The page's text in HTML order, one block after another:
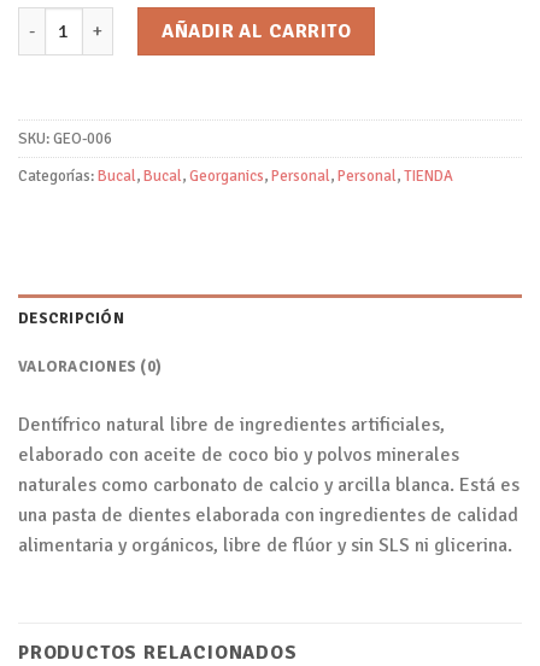
Pasta de Dientes Mineral Carbón Activado/Georganics cantidad
AÑADIR AL CARRITO
SKU:GEO-006
Categorías:Bucal,Bucal,Georganics,Personal,Personal,TIENDA
DESCRIPCIÓN
VALORACIONES (0)
Dentífrico natural libre de ingredientes artificiales,
elaborado con aceite de coco bio y polvos minerales
naturales como carbonato de calcio y arcilla blanca. Está es
una pasta de dientes elaborada con ingredientes de calidad
alimentaria y orgánicos, libre de flúor y sin SLS ni glicerina.
PRODUCTOS RELACIONADOS